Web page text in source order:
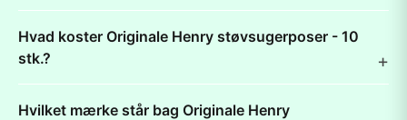
Hvad koster Originale Henry støvsugerposer - 10
stk.?
Hvilket mærke står bag Originale Henry